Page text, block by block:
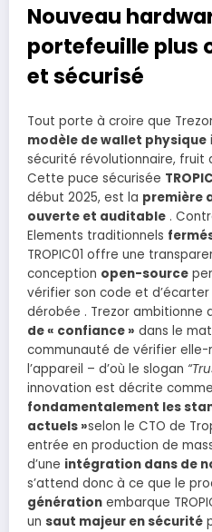
Nouveau
portefeuille plus
et sécurisé
Tout porte à croire que
modèle de wallet physique
sécurité révolutionnaire, fruit
Cette puce sécurisée
début 2025, est la première
ouverte et auditable .
Elements traditionnels
TROPIC01 offre une
conception open-source
vérifier son code et
dérobée . Trezor ambitionne
de « confiance » dans le
communauté de vérifier
l’appareil – d’où le slogan
innovation est décrite
fondamentalement les
actuels »selon le CTO de
entrée en production de
d’une intégration dans de
s’attend donc à ce que le
génération embarque
un saut majeur en sécurité